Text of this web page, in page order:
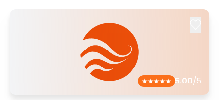
5.00/5